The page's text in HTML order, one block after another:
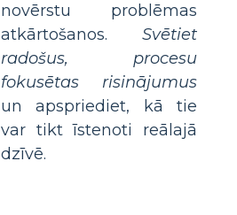
novērstu problēmas
atkārtošanos. Svētiet
radošus, procesu
fokusētas risinājumus
un apspriediet, kā tie
var tikt īstenoti reālajā
dzīvē.